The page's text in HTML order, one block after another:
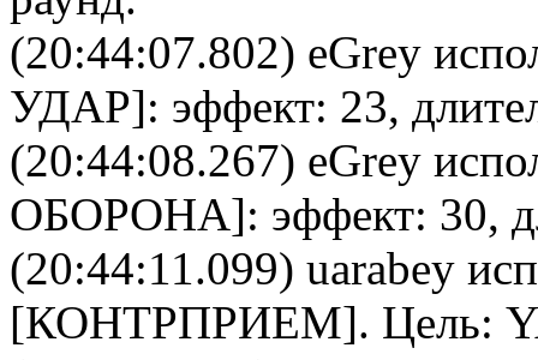
(20:44:07.802) eGrey
УДАР]: эффект: 23,
(20:44:08.267) eGrey
ОБОРОНА]: эффект: 30,
(20:44:11.099) uarabey
[КОНТРПРИЕМ]. Цель: